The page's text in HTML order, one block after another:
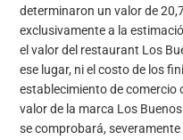
determinaron un valor de
exclusivamente a la
el valor del restaurant Los
ese lugar, ni el costo de los
establecimiento de comercio
valor de la marca Los
se comprobará,